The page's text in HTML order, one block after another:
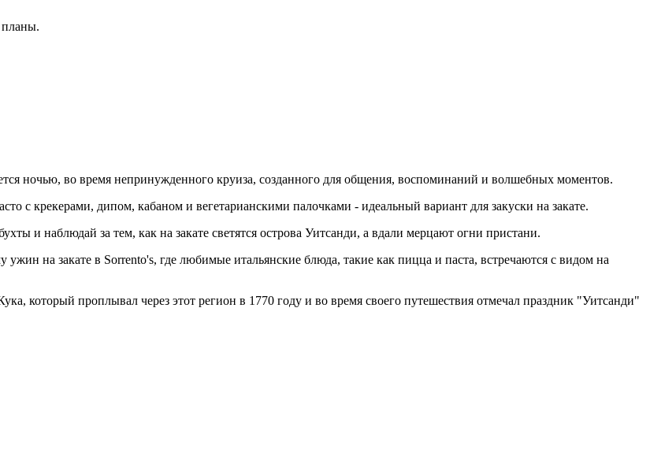
планы.
ночью, во время непринужденного круиза, созданного для общения, воспоминаний и волшебных моментов.
с крекерами, дипом, кабаном и вегетарианскими палочками - идеальный вариант для закуски на закате.
и наблюдай за тем, как на закате светятся острова Уитсанди, а вдали мерцают огни пристани.
на закате в Sorrento's, где любимые итальянские блюда, такие как пицца и паста, встречаются с видом на
который проплывал через этот регион в 1770 году и во время своего путешествия отмечал праздник "Уитсанди"